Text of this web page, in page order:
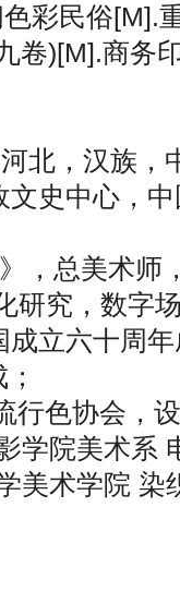
色彩民俗[M].
卷)[M].商务
北，汉族，
史中心，
，总美术师
研究，数字
立六十周
行色协会，
学院美术系
美术学院 染